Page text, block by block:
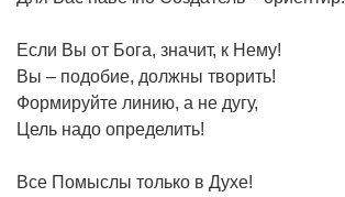
Если Вы от Бога, значит, к Нему!
Вы – подобие, должны творить!
Формируйте линию, а не дугу,
Цель надо определить!
Все Помыслы только в Духе!